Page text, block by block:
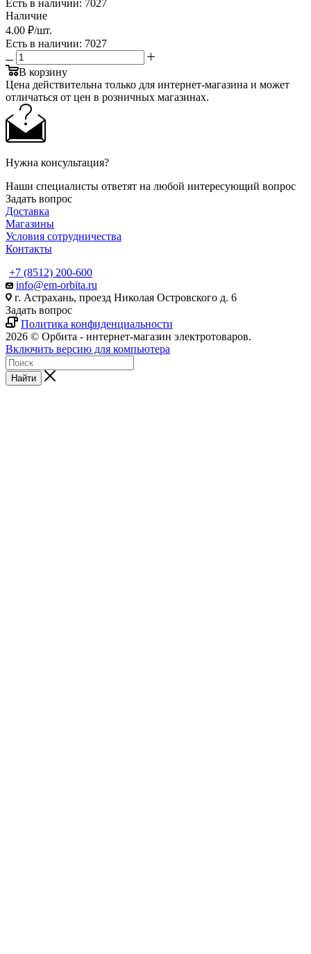
Есть в наличии: 7027
Наличие
4.00 ₽/шт.
Есть в наличии: 7027
В корзину
Цена действительна только для интернет-магазина и может
отличаться от цен в розничных магазинах.
Нужна консультация?
Наши специалисты ответят на любой интересующий вопрос
Задать вопрос
Доставка
Магазины
Условия сотрудничества
Контакты
+7 (8512) 200-600
info@em-orbita.ru
г. Астрахань, проезд Николая Островского д. 6
Задать вопрос
Политика конфиденциальности
2026 © Орбита - интернет-магазин электротоваров.
Включить версию для компьютера
Найти